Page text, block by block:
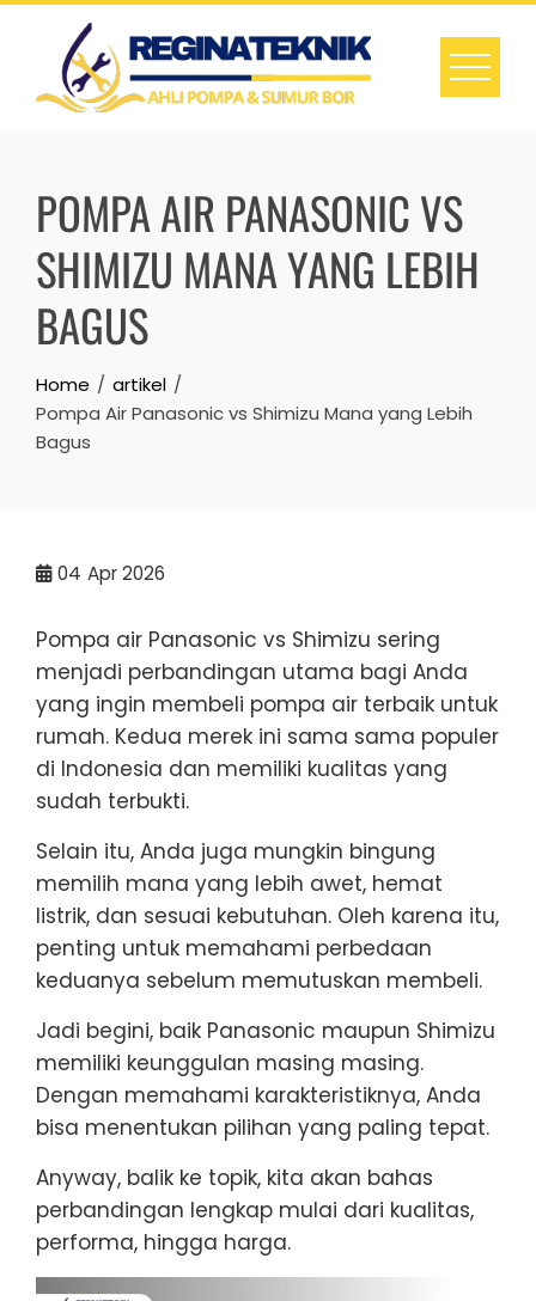
Skip
content
POMPA AIR PANASONIC VS
SHIMIZU MANA YANG LEBIH
BAGUS
Home
artikel
Pompa Air Panasonic vs Shimizu Mana yang Lebih
Bagus
04 Apr 2026
Pompa air Panasonic vs Shimizu sering
menjadi perbandingan utama bagi Anda
yang ingin membeli pompa air terbaik untuk
rumah. Kedua merek ini sama sama populer
di Indonesia dan memiliki kualitas yang
sudah terbukti.
Selain itu, Anda juga mungkin bingung
memilih mana yang lebih awet, hemat
listrik, dan sesuai kebutuhan. Oleh karena itu,
penting untuk memahami perbedaan
keduanya sebelum memutuskan membeli.
Jadi begini, baik Panasonic maupun Shimizu
memiliki keunggulan masing masing.
Dengan memahami karakteristiknya, Anda
bisa menentukan pilihan yang paling tepat.
Anyway, balik ke topik, kita akan bahas
perbandingan lengkap mulai dari kualitas,
performa, hingga harga.